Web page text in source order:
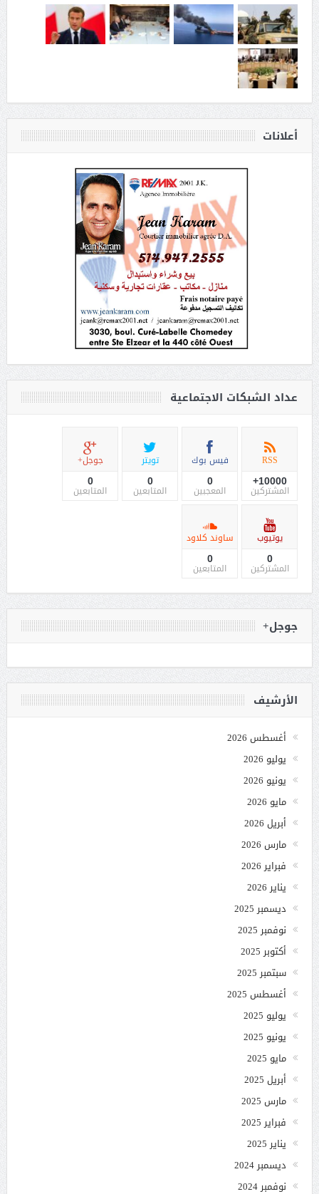
أعلانات
عداد الشبكات الاجتماعية
RSS
10000+
المشتركين
فيس بوك
0
المعجبين
تويتر
0
المتابعين
جوجل+
0
المتابعين
يوتيوب
0
المشتركين
ساوند كلاود
0
المتابعين
جوجل+
الأرشيف
أغسطس 2026
يوليو 2026
يونيو 2026
مايو 2026
أبريل 2026
مارس 2026
فبراير 2026
يناير 2026
ديسمبر 2025
نوفمبر 2025
أكتوبر 2025
سبتمبر 2025
أغسطس 2025
يوليو 2025
يونيو 2025
مايو 2025
أبريل 2025
مارس 2025
فبراير 2025
يناير 2025
ديسمبر 2024
نوفمبر 2024